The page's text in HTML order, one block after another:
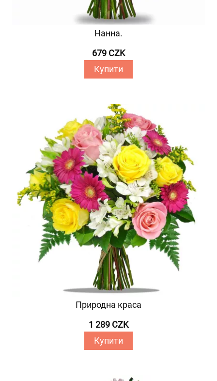
Нанна.
679 CZK
Купити
Природна краса
1 289 CZK
Купити